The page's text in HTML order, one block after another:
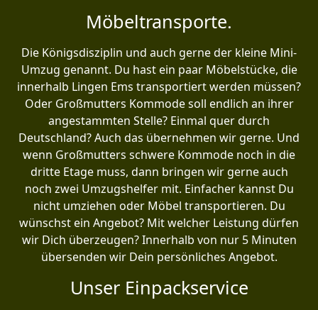
Möbeltransporte.
Die Königsdisziplin und auch gerne der kleine Mini-
Umzug genannt. Du hast ein paar Möbelstücke, die
innerhalb Lingen Ems transportiert werden müssen?
Oder Großmutters Kommode soll endlich an ihrer
angestammten Stelle? Einmal quer durch
Deutschland? Auch das übernehmen wir gerne. Und
wenn Großmutters schwere Kommode noch in die
dritte Etage muss, dann bringen wir gerne auch
noch zwei Umzugshelfer mit. Einfacher kannst Du
nicht umziehen oder Möbel transportieren. Du
wünschst ein Angebot? Mit welcher Leistung dürfen
wir Dich überzeugen? Innerhalb von nur 5 Minuten
übersenden wir Dein persönliches Angebot.
Unser Einpackservice